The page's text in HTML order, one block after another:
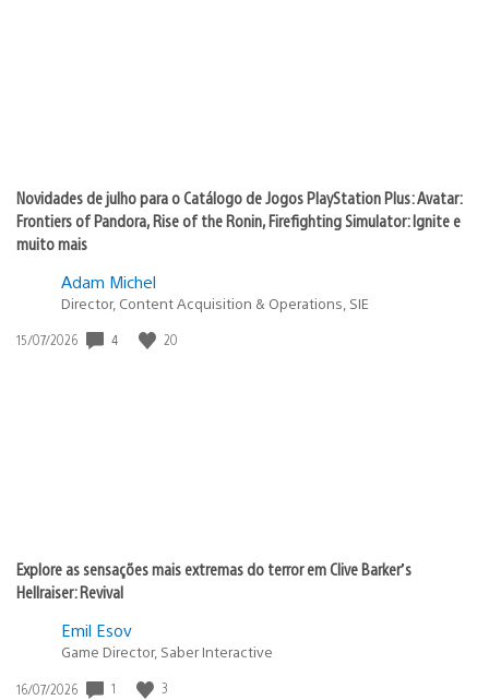
Novidades de julho para o Catálogo de Jogos PlayStation Plus: Avatar:
Frontiers of Pandora, Rise of the Ronin, Firefighting Simulator: Ignite e
muito mais
Adam Michel
Director, Content Acquisition & Operations, SIE
Data
15/07/2026 4 20
Explore as sensações mais extremas do terror em Clive Barker’s
Hellraiser: Revival
Emil Esov
Game Director, Saber Interactive
Data
16/07/2026 1 3